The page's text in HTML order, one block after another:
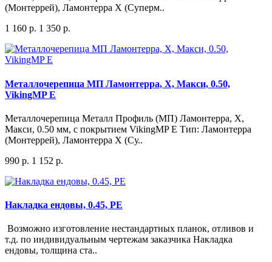
(Монтеррей), Ламонтерра X (Суперм..
1 160 р. 1 350 р.
Металлочерепица МП Ламонтерра, X, Макси, 0.50,
VikingMP E
Металлочерепица Металл Профиль (МП) Ламонтерра, X,
Макси, 0.50 мм, c покрытием VikingMP E Тип: Ламонтерра
(Монтеррей), Ламонтерра X (Су..
990 р. 1 152 р.
Накладка ендовы, 0.45, PE
Возможно изготовление нестандартных планок, отливов и
т.д. по индивидуальным чертежам заказчика Накладка
ендовы, толщина ста..